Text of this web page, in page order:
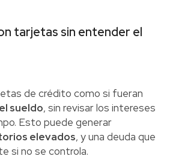
tarjetas sin entender el
de crédito como si fueran
sueldo, sin revisar los intereses
Esto puede generar
elevados, y una deuda que
si no se controla.